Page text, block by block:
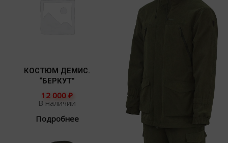
КОСТЮМ ДЕМИС.
“БЕРКУТ”
12 000 ₽
В наличии
Подробнее